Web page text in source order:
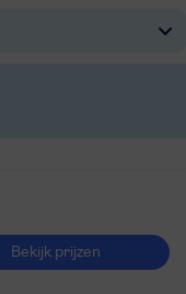
Bekijk prijzen